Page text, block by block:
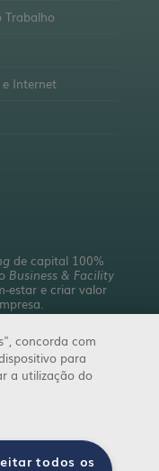
Trabalho
Internet
de capital 100%
Business & Facility
estar e criar valor
de negócio.
concorda com
para
a utilização do
todos os